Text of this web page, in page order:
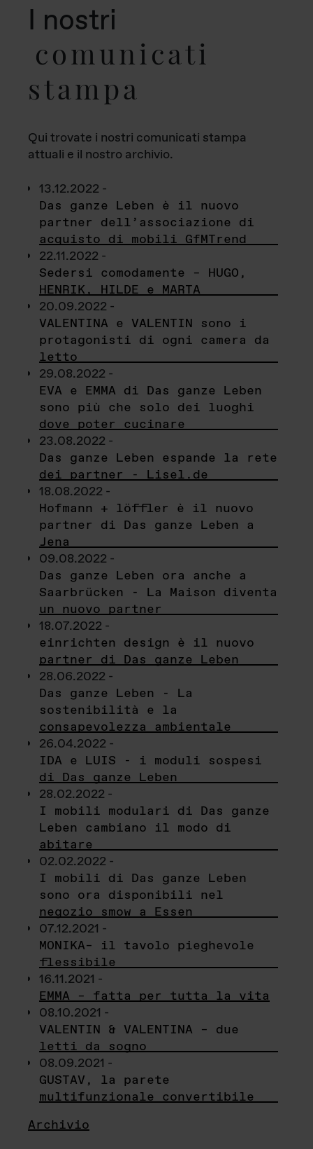
I nostri
comunicati
stampa
Qui trovate i nostri comunicati stampa
attuali e il nostro archivio.
13.12.2022 -
Das ganze Leben è il nuovo
partner dell’associazione di
acquisto di mobili GfMTrend
22.11.2022 -
Sedersi comodamente – HUGO,
HENRIK, HILDE e MARTA
20.09.2022 -
VALENTINA e VALENTIN sono i
protagonisti di ogni camera da
letto
29.08.2022 -
EVA e EMMA di Das ganze Leben
sono più che solo dei luoghi
dove poter cucinare
23.08.2022 -
Das ganze Leben espande la rete
dei partner - Lisel.de
18.08.2022 -
Hofmann + löffler è il nuovo
partner di Das ganze Leben a
Jena
09.08.2022 -
Das ganze Leben ora anche a
Saarbrücken - La Maison diventa
un nuovo partner
18.07.2022 -
einrichten design è il nuovo
partner di Das ganze Leben
28.06.2022 -
Das ganze Leben - La
sostenibilità e la
consapevolezza ambientale
26.04.2022 -
IDA e LUIS - i moduli sospesi
di Das ganze Leben
28.02.2022 -
I mobili modulari di Das ganze
Leben cambiano il modo di
abitare
02.02.2022 -
I mobili di Das ganze Leben
sono ora disponibili nel
negozio smow a Essen
07.12.2021 -
MONIKA– il tavolo pieghevole
flessibile
16.11.2021 -
EMMA – fatta per tutta la vita
08.10.2021 -
VALENTIN & VALENTINA – due
letti da sogno
08.09.2021 -
GUSTAV, la parete
multifunzionale convertibile
Archivio